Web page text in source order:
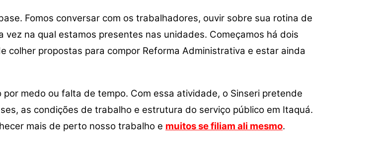
Fomos conversar com os trabalhadores, ouvir sobre sua rotina de
na qual estamos presentes nas unidades. Começamos há dois
colher propostas para compor Reforma Administrativa e estar ainda
medo ou falta de tempo. Com essa atividade, o Sinseri pretende
as condições de trabalho e estrutura do serviço público em Itaquá.
mais de perto nosso trabalho e muitos se filiam ali mesmo.